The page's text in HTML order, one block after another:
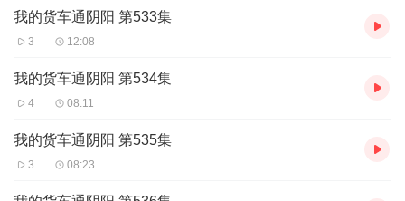
我的货车通阴阳 第533集
3 12:08
我的货车通阴阳 第534集
4 08:11
我的货车通阴阳 第535集
3 08:23